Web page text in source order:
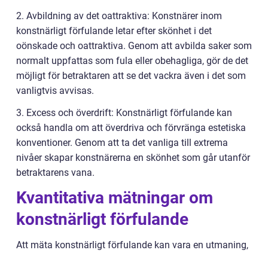
2. Avbildning av det oattraktiva: Konstnärer inom
konstnärligt förfulande letar efter skönhet i det
oönskade och oattraktiva. Genom att avbilda saker som
normalt uppfattas som fula eller obehagliga, gör de det
möjligt för betraktaren att se det vackra även i det som
vanligtvis avvisas.
3. Excess och överdrift: Konstnärligt förfulande kan
också handla om att överdriva och förvränga estetiska
konventioner. Genom att ta det vanliga till extrema
nivåer skapar konstnärerna en skönhet som går utanför
betraktarens vana.
Kvantitativa mätningar om
konstnärligt förfulande
Att mäta konstnärligt förfulande kan vara en utmaning,